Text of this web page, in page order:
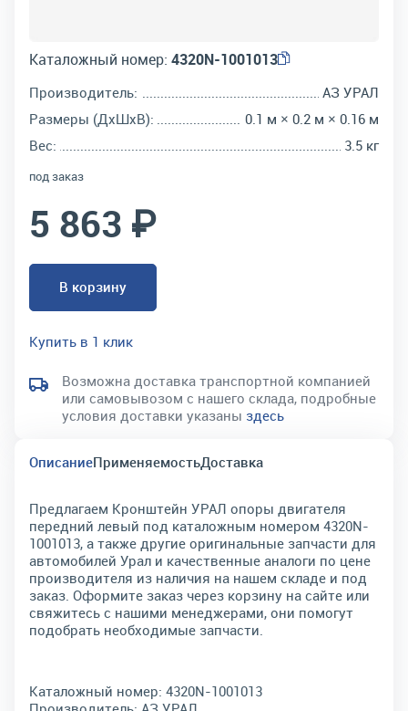
Каталожный номер: 4320N-1001013
Производитель:
АЗ УРАЛ
Размеры (ДхШхВ):
0.1 м × 0.2 м × 0.16 м
Вес:
3.5 кг
под заказ
5 863 ₽
В корзину
Купить в 1 клик
Возможна доставка транспортной компанией
или самовывозом с нашего склада, подробные
условия доставки указаны здесь
ОписаниеПрименяемостьДоставка
Предлагаем Кронштейн УРАЛ опоры двигателя
передний левый под каталожным номером 4320N-
1001013, а также другие оригинальные запчасти для
автомобилей Урал и качественные аналоги по цене
производителя из наличия на нашем складе и под
заказ. Оформите заказ через корзину на сайте или
свяжитесь с нашими менеджерами, они помогут
подобрать необходимые запчасти.
Каталожный номер: 4320N-1001013